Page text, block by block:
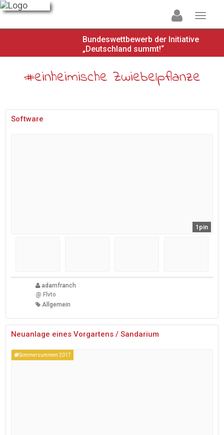
Bundeswettbewerb der Initiative
„Deutschland summt!“
#einheimische Zwiebelpflanze
Software
1pin
adamfranch
@ Flvto
Allgemein
Neuanlage eines Vorgartens / Sandarium
Sommersummen 2017